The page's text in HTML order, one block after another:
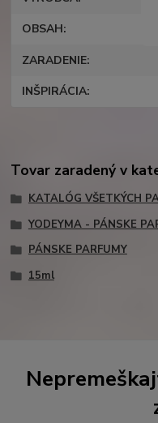
OBSAH
ZARADENIE
INŠPIRÁCIA
Tovar zaradený v
KATALÓG VŠETKÝCH
YODEYMA - PÁNSKE
PÁNSKE PARFUMY
15ml